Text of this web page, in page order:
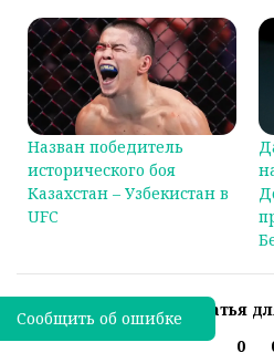
Назван победитель
исторического боя
Казахстан – Узбекистан в
UFC
Была ли эта статья
0
Сообщить об ошибке